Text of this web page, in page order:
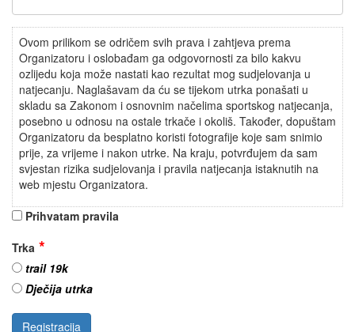
Ovom prilikom se odričem svih prava i zahtjeva prema
Organizatoru i oslobađam ga odgovornosti za bilo kakvu
ozlijedu koja može nastati kao rezultat mog sudjelovanja u
natjecanju. Naglašavam da ću se tijekom utrka ponašati u
skladu sa Zakonom i osnovnim načelima sportskog natjecanja,
posebno u odnosu na ostale trkače i okoliš. Također, dopuštam
Organizatoru da besplatno koristi fotografije koje sam snimio
prije, za vrijeme i nakon utrke. Na kraju, potvrđujem da sam
svjestan rizika sudjelovanja i pravila natjecanja istaknutih na
web mjestu Organizatora.
Prihvatam pravila
Trka
trail 19k
Dječija utrka
Registracija